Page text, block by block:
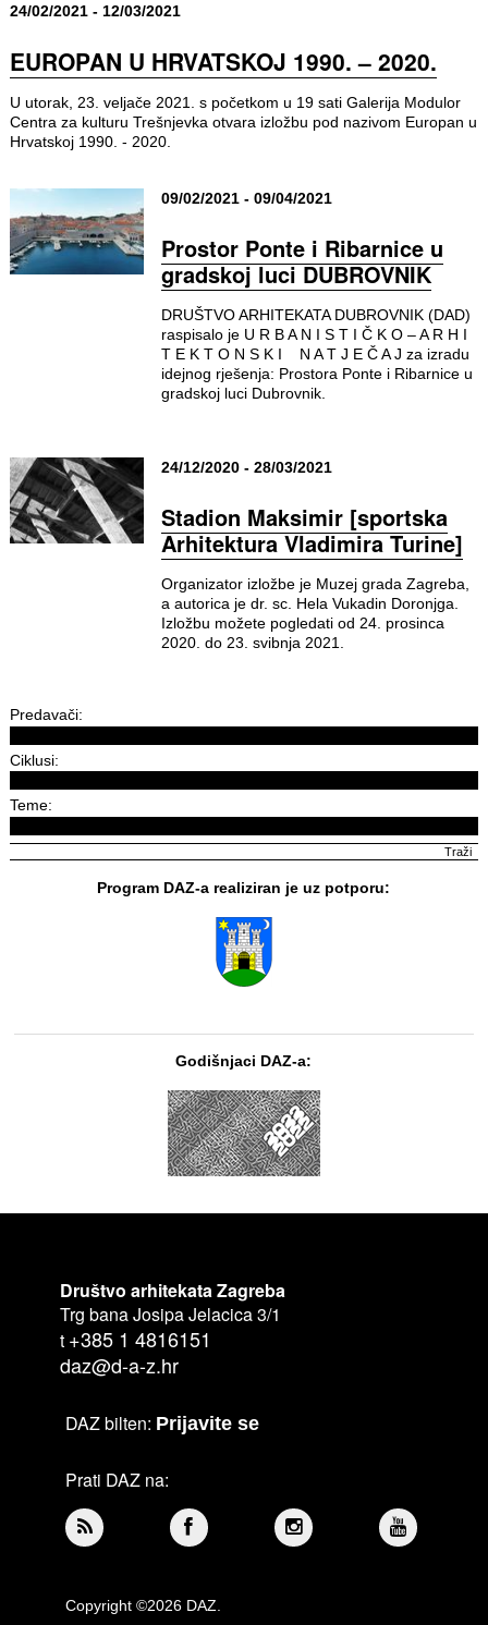
24/02/2021 - 12/03/2021
EUROPAN U HRVATSKOJ 1990. – 2020.
U utorak, 23. veljače 2021. s početkom u 19 sati Galerija Modulor
Centra za kulturu Trešnjevka otvara izložbu pod nazivom Europan u
Hrvatskoj 1990. - 2020.
09/02/2021 - 09/04/2021
Prostor Ponte i Ribarnice u
gradskoj luci DUBROVNIK
DRUŠTVO ARHITEKATA DUBROVNIK (DAD)
raspisalo je U R B A N I S T I Č K O – A R H I
T E K T O N S K I N A T J E Č A J za izradu
idejnog rješenja: Prostora Ponte i Ribarnice u
gradskoj luci Dubrovnik.
24/12/2020 - 28/03/2021
Stadion Maksimir [sportska
Arhitektura Vladimira Turine]
Organizator izložbe je Muzej grada Zagreba,
a autorica je dr. sc. Hela Vukadin Doronjga.
Izložbu možete pogledati od 24. prosinca
2020. do 23. svibnja 2021.
Predavači:
Ciklusi:
Teme:
Program DAZ-a realiziran je uz potporu:
Godišnjaci DAZ-a:
Društvo arhitekata Zagreba
Trg bana Josipa Jelacica 3/1
t +385 1 4816151
daz@d-a-z.hr
DAZ bilten: Prijavite se
Prati DAZ na:
Copyright ©2026 DAZ.